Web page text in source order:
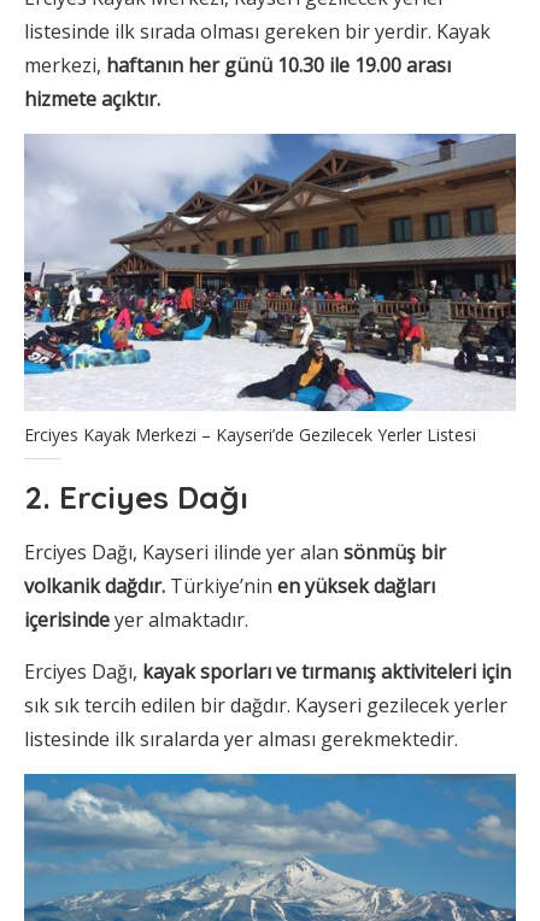
listesinde ilk sırada olması gereken bir yerdir. Kayak
merkezi, haftanın her günü 10.30 ile 19.00 arası
hizmete açıktır.
Erciyes Kayak Merkezi – Kayseri’de Gezilecek Yerler Listesi
2. Erciyes Dağı
Erciyes Dağı, Kayseri ilinde yer alan sönmüş bir
volkanik dağdır. Türkiye’nin en yüksek dağları
içerisindeyer almaktadır.
Erciyes Dağı, kayak sporları ve tırmanış aktiviteleri için
sık sık tercih edilen bir dağdır. Kayseri gezilecek yerler
listesinde ilk sıralarda yer alması gerekmektedir.